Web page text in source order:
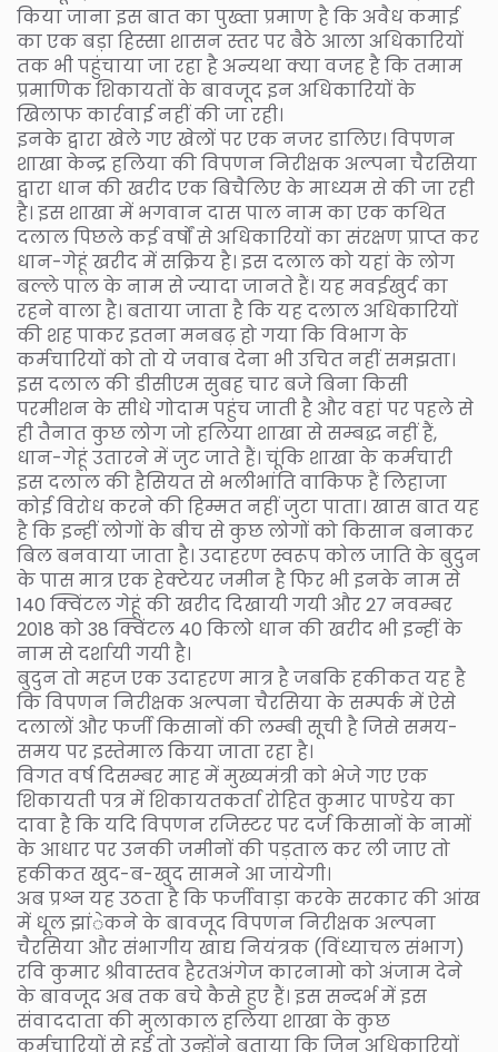
किया जाना इस बात का पुख्ता प्रमाण है कि अवैध कमाई
का एक बड़ा हिस्सा शासन स्तर पर बैठे आला अधिकारियों
तक भी पहुंचाया जा रहा है अन्यथा क्या वजह है कि तमाम
प्रमाणिक शिकायतों के बावजूद इन अधिकारियों के
खिलाफ कार्रवाई नहीं की जा रही।
इनके द्वारा खेले गए खेलों पर एक नजर डालिए। विपणन
शाखा केन्द्र हलिया की विपणन निरीक्षक अल्पना चैरसिया
द्वारा धान की खरीद एक बिचैलिए के माध्यम से की जा रही
है। इस शाखा में भगवान दास पाल नाम का एक कथित
दलाल पिछले कई वर्षों से अधिकारियों का संरक्षण प्राप्त कर
धान-गेहूं खरीद में सक्रिय है। इस दलाल को यहां के लोग
बल्ले पाल के नाम से ज्यादा जानते हैं। यह मवईखुर्द का
रहने वाला है। बताया जाता है कि यह दलाल अधिकारियों
की शह पाकर इतना मनबढ़ हो गया कि विभाग के
कर्मचारियों को तो ये जवाब देना भी उचित नहीं समझता।
इस दलाल की डीसीएम सुबह चार बजे बिना किसी
परमीशन के सीधे गोदाम पहुंच जाती है और वहां पर पहले से
ही तैनात कुछ लोग जो हलिया शाखा से सम्बद्ध नहीं हैं,
धान-गेहूं उतारने में जुट जाते हैं। चूंकि शाखा के कर्मचारी
इस दलाल की हैसियत से भलीभांति वाकिफ हैं लिहाजा
कोई विरोध करने की हिम्मत नहीं जुटा पाता। खास बात यह
है कि इन्हीं लोगों के बीच से कुछ लोगों को किसान बनाकर
बिल बनवाया जाता है। उदाहरण स्वरूप कोल जाति के बुदुन
के पास मात्र एक हेक्टेयर जमीन है फिर भी इनके नाम से
140 क्विंटल गेहूं की खरीद दिखायी गयी और 27 नवम्बर
2018 को 38 क्विंटल 40 किलो धान की खरीद भी इन्हीं के
नाम से दर्शायी गयी है।
बुदुन तो महज एक उदाहरण मात्र है जबकि हकीकत यह है
कि विपणन निरीक्षक अल्पना चैरसिया के सम्पर्क में ऐसे
दलालों और फर्जी किसानों की लम्बी सूची है जिसे समय-
समय पर इस्तेमाल किया जाता रहा है।
विगत वर्ष दिसम्बर माह में मुख्यमंत्री को भेजे गए एक
शिकायती पत्र में शिकायतकर्ता रोहित कुमार पाण्डेय का
दावा है कि यदि विपणन रजिस्टर पर दर्ज किसानों के नामों
के आधार पर उनकी जमीनों की पड़ताल कर ली जाए तो
हकीकत खुद-ब-खुद सामने आ जायेगी।
अब प्रश्न यह उठता है कि फर्जीवाड़ा करके सरकार की आंख
में धूल झांेकने के बावजूद विपणन निरीक्षक अल्पना
चैरसिया और संभागीय खाद्य नियंत्रक (विंध्याचल संभाग)
रवि कुमार श्रीवास्तव हैरतअंगेज कारनामो को अंजाम देने
के बावजूद अब तक बचे कैसे हुए हैं। इस सन्दर्भ में इस
संवाददाता की मुलाकाल हलिया शाखा के कुछ
कर्मचारियों से हुई तो उन्होंने बताया कि जिन अधिकारियों